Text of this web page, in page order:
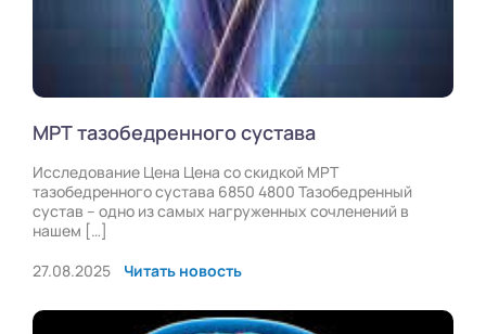
МРТ тазобедренного сустава
Исследование Цена Цена со скидкой МРТ
тазобедренного сустава 6850 4800 Тазобедренный
сустав – одно из самых нагруженных сочленений в
нашем […]
27.08.2025
Читать новость